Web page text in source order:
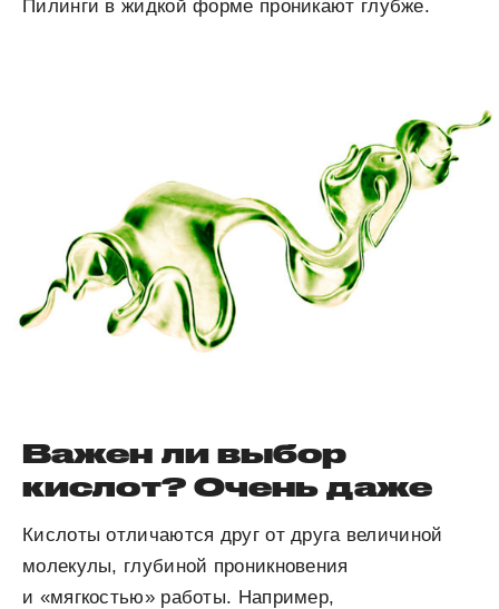
Пилинги в жидкой форме проникают глубже.
Важен ли выбор
кислот? Очень даже
Кислоты отличаются друг от друга величиной
молекулы, глубиной проникновения
и «мягкостью» работы. Например,